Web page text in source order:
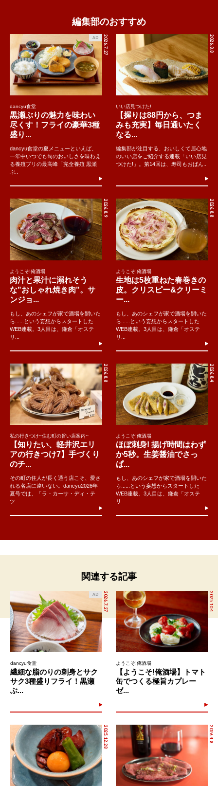
編集部のおすすめ
2026.7.27
AD
dancyu食堂
黒瀬ぶりの魅力を味わい
尽くす！フライの豪華3種
盛り...
dancyu食堂の夏メニューといえば、
一年中いつでも旬のおいしさを味わえ
る養殖ブリの最高峰「完全養殖 黒瀬
ぶ..
2026.8.8
いい店見つけた!
【握りは88円から、つま
みも充実】毎日通いたく
なる...
編集部が注目する、おいしくて居心地
のいい店をご紹介する連載「いい店見
つけた!」。第14回は、寿司もおばん..
2026.8.9
ようこそ!俺酒場
肉汁と果汁に溺れそう
な"おしゃれ焼き肉"。サ
ンジョ...
もし、あのシェフが家で酒場を開いた
ら......という妄想からスタートした
WEB連載。3人目は、鎌倉「オステ
リ...
2026.8.8
ようこそ!俺酒場
生地は5枚重ねた春巻きの
皮。クリスピー&クリーミ
ー...
もし、あのシェフが家で酒場を開いた
ら......という妄想からスタートした
WEB連載。3人目は、鎌倉「オステ
リ...
2026.8.8
私の行きつけ~住む町の旨い店案内~
【知りたい、軽井沢エリ
アの行きつけ7】手づくり
のチ...
その町の住人が長く通う店こそ、愛さ
れる名店に違いない。dancyu2026年
夏号では、「ラ・カーサ・ディ・テ
ツ...
2026.8.4
ようこそ!俺酒場
ほぼ刺身! 揚げ時間はわず
か5秒。生姜醤油でさっ
ぱ...
もし、あのシェフが家で酒場を開いた
ら......という妄想からスタートした
WEB連載。3人目は、鎌倉「オステ
リ...
関連する記事
2026.7.27
AD
dancyu食堂
繊細な脂のりの刺身とサク
サク3種盛りフライ！黒瀬
ぶ...
2025.10.4
ようこそ!俺酒場
【ようこそ!俺酒場】トマト
缶でつくる極旨カプレー
ゼ...
2025.12.28 2026.4.8